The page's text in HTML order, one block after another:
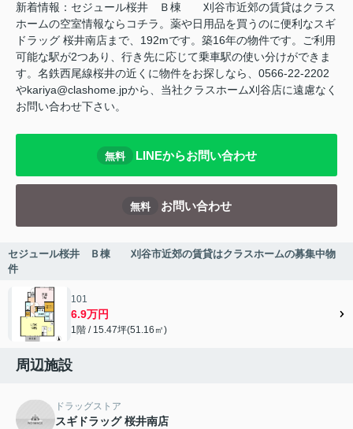
新着情報：セジュール桜井 Ｂ棟 刈谷市近郊の賃貸はクラス
ホームの空室情報ならコチラ。薬や日用品を買うのに便利なスギ
ドラッグ 桜井南店まで、192mです。築16年の物件です。ご利用
可能な駅が2つあり、行き先に応じて乗車駅の使い分けができま
す。名鉄西尾線桜井の近くに物件をお探しなら、0566-22-2202
やkariya@clashome.jpから、当社クラスホーム刈谷店に遠慮なく
お問い合わせ下さい。
無料 LINEからお問い合わせ
無料 お問い合わせ
セジュール桜井 Ｂ棟 刈谷市近郊の賃貸はクラスホームの募集中物
件
101
6.9万円
1階 / 15.47坪(51.16㎡)
周辺施設
ドラッグストア
スギドラッグ 桜井南店